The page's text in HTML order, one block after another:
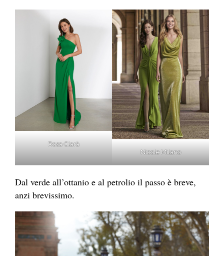
Rosa Clarà
Nicole Milano
Dal verde all’ottanio e al petrolio il passo è breve,
anzi brevissimo.